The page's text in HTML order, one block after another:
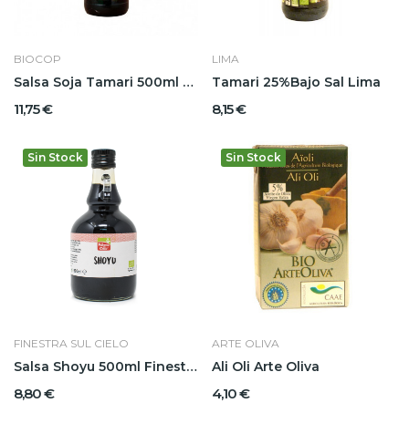
BIOCOP
Salsa Soja Tamari 500ml Biocop
11,75 €
LIMA
Tamari 25%Bajo Sal Lima
8,15 €
Sin Stock
FINESTRA SUL CIELO
Salsa Shoyu 500ml Finestra
8,80 €
Sin Stock
ARTE OLIVA
Ali Oli Arte Oliva
4,10 €